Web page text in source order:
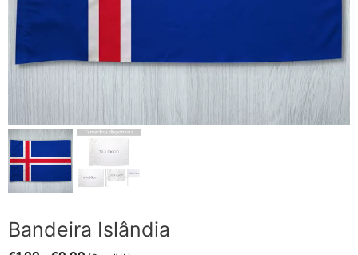
Bandeira Islândia